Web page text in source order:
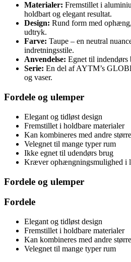
Materialer: Fremstillet i
holdbart og elegant resultat.
Design: Rund form med
udtryk.
Farve: Taupe – en neutral
indretningsstile.
Anvendelse: Egnet til indendørs
Serie: En del af AYTM’s
og vaser.
Fordele og ulemper
Elegant og tidløst design
Fremstillet i holdbare materialer
Kan kombineres med andre
Velegnet til mange typer rum
Ikke egnet til udendørs brug
Kræver ophængningsmulighed i
Fordele og ulemper
Fordele
Elegant og tidløst design
Fremstillet i holdbare materialer
Kan kombineres med andre
Velegnet til mange typer rum